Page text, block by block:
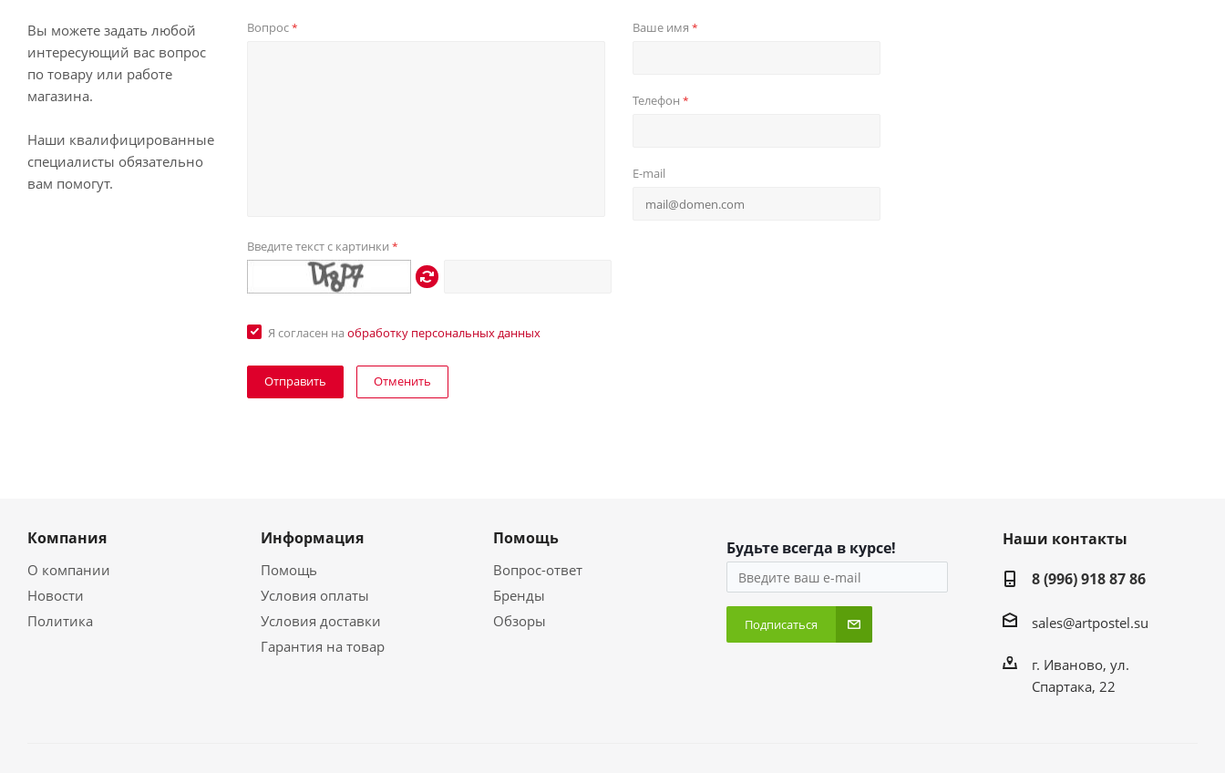
Вы можете задать любой
интересующий вас вопрос
по товару или работе
магазина.
Наши квалифицированные
специалисты обязательно
вам помогут.
Вопрос* Ваше имя *
Телефон *
E-mail
Введите текст с картинки*
Я согласен наобработку персональных данных
Отменить
Компания
О компании
Новости
Политика
Информация
Помощь
Условия оплаты
Условия доставки
Гарантия на товар
Помощь
Вопрос-ответ
Бренды
Обзоры
Будьте всегда в курсе!
Подписаться
Наши контакты
8 (996) 918 87 86
sales@artpostel.su
г. Иваново, ул.
Спартака, 22